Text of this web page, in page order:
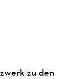
zu den